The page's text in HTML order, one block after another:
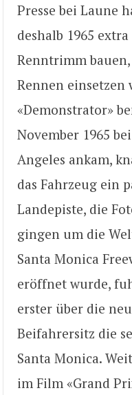
Presse bei Laune
deshalb 1965
Renntrimm
Rennen einsetzen
«Demonstrator»
November 1965
Angeles ankam,
das Fahrzeug ein
Landepiste, die
gingen um die
Santa Monica
eröffnet wurde,
erster über die
Beifahrersitz die
Santa Monica.
im Film «Grand